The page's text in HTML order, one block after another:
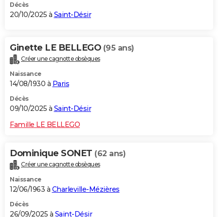
Décès
20/10/2025 à Saint-Désir
Ginette LE BELLEGO (95 ans)
Créer une cagnotte obsèques
Naissance
14/08/1930 à Paris
Décès
09/10/2025 à Saint-Désir
Famille LE BELLEGO
Dominique SONET (62 ans)
Créer une cagnotte obsèques
Naissance
12/06/1963 à Charleville-Mézières
Décès
26/09/2025 à Saint-Désir